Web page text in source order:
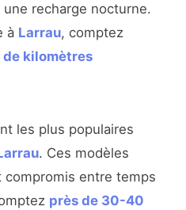
recharge nocturne.
à Larrau, comptez
de kilomètres
les plus populaires
. Ces modèles
entre temps
près de 30-40